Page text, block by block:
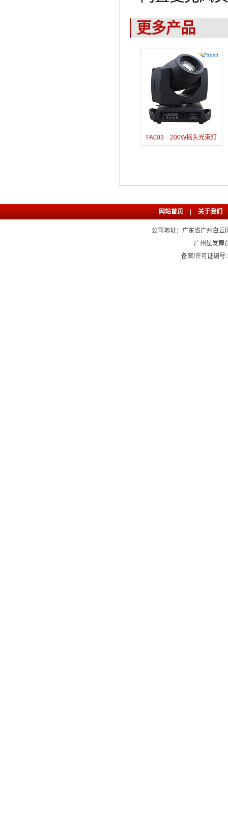
更多产品
FA003 200W摇头光束灯
网站首页 关于我们
公司地址：广东省广州白
广州星发舞
备案/许可证编号